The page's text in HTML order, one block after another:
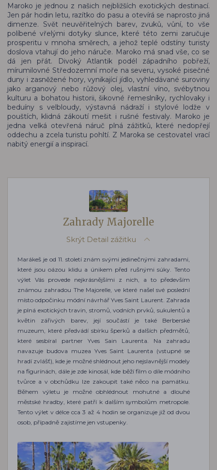
Maroko je jednou z našich nejbližších exotických destinací.
Jen pár hodin letu, razítko do pasu a otevírá se naprosto jiná
dimenze. Svět neuvěřitelných barev, zvuků, vůní, to vše
políbené vřelými dotyky slunce, které této zemi zaručuje
prosperitu v mnoha směrech, a jehož teplé odstíny turisty
doslova vtahují do jeho náruče. Maroko má snad vše, co se
dá jen přát. Divoký Atlantik podél západního pobřeží,
mírumilovné Středozemní moře na severu, vysoké pisečné
duny i zasněžené hory, vynikající jídlo, vyhledávané suroviny
jako arganový nebo růžový olej, vlastní víno, svébytnou
kulturu a bohatou historii, šikovné řemeslníky, rychlovaky i
beduíny s velbloudy, výstavná nádraží i stylové lodže v
pouštích, klidná zákoutí mešit i rušné festivaly. Maroko je
jedna velká otevřená náruč plná zážitků, které nedopřejí
oddechu a zcela turistu pohltí. Z Maroka se cestovatel vrací
nabitý energií a inspirací.
Zahrady Majorelle
Skrýt Detail zážitku
Marákeš je od 11. století znám svými jedinečnými zahradami,
které jsou oázou klidu a únikem před rušnými súky. Tento
výlet Vás provede nejkrásnějšími z nich, a to především
známou zahradou The Majorelle, ve které našel své poslední
místo odpočinku módní návrhář Yves Saint Laurent. Zahrada
je plná exotických travin, stromů, vodních prvků, sukulentů a
květin zářivých barev, její součástí je také Berberské
muzeum, které předvádí sbírku šperků a dalších předmětů,
které sesbíral partner Yves Sain Laurenta. Na zahradu
navazuje budova muzea Yves Saint Laurenta (vstupné se
hradí zvlášť), kde je možné shlédnout jeho nejslavnější modely
na figurínách, dále je zde kinosál, kde běží film o díle módního
tvůrce a v obchůdku lze zakoupit také něco na památku.
Během výletu je možné obhlédnout mohutné a dlouhé
městské hradby, které patří k dalším symbolům metropole.
Tento výlet v délce cca 3 až 4 hodin se organizuje již od dvou
osob, případně zajistíme jen vstupenky.